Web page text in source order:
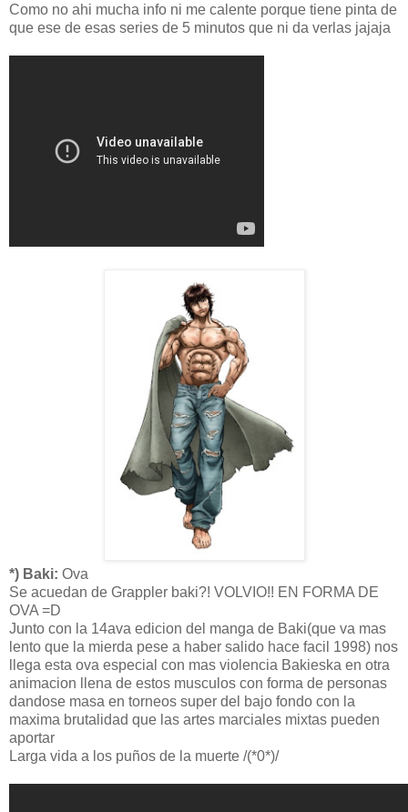
Como no ahi mucha info ni me calente porque tiene pinta de
que ese de esas series de 5 minutos que ni da verlas jajaja
*) Baki: Ova
Se acuedan de Grappler baki?! VOLVIO!! EN FORMA DE
OVA =D
Junto con la 14ava edicion del manga de Baki(que va mas
lento que la mierda pese a haber salido hace facil 1998) nos
llega esta ova especial con mas violencia Bakieska en otra
animacion llena de estos musculos con forma de personas
dandose masa en torneos super del bajo fondo con la
maxima brutalidad que las artes marciales mixtas pueden
aportar
Larga vida a los puños de la muerte /(*0*)/